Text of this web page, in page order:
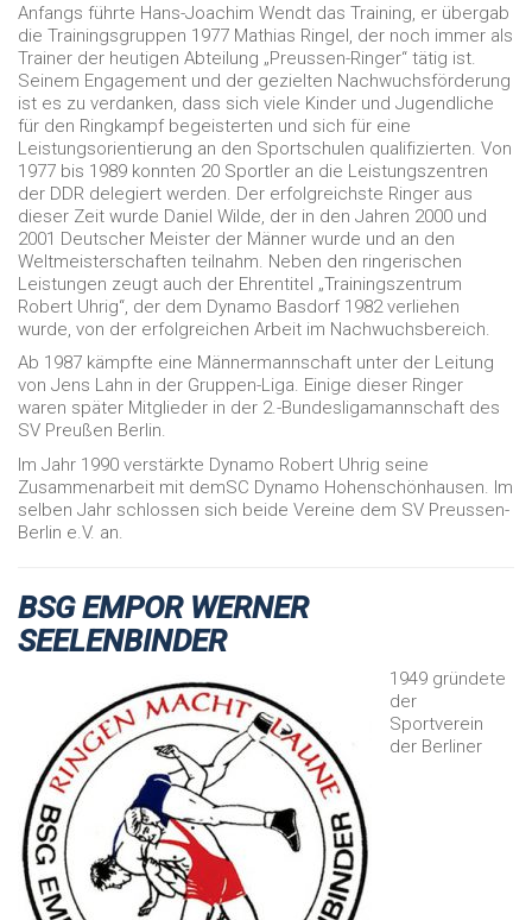
Anfangs führte Hans-Joachim Wendt das Training, er übergab
die Trainingsgruppen 1977 Mathias Ringel, der noch immer als
Trainer der heutigen Abteilung „Preussen-Ringer“ tätig ist.
Seinem Engagement und der gezielten Nachwuchsförderung
ist es zu verdanken, dass sich viele Kinder und Jugendliche
für den Ringkampf begeisterten und sich für eine
Leistungsorientierung an den Sportschulen qualifizierten. Von
1977 bis 1989 konnten 20 Sportler an die Leistungszentren
der DDR delegiert werden. Der erfolgreichste Ringer aus
dieser Zeit wurde Daniel Wilde, der in den Jahren 2000 und
2001 Deutscher Meister der Männer wurde und an den
Weltmeisterschaften teilnahm. Neben den ringerischen
Leistungen zeugt auch der Ehrentitel „Trainingszentrum
Robert Uhrig“, der dem Dynamo Basdorf 1982 verliehen
wurde, von der erfolgreichen Arbeit im Nachwuchsbereich.
Ab 1987 kämpfte eine Männermannschaft unter der Leitung
von Jens Lahn in der Gruppen-Liga. Einige dieser Ringer
waren später Mitglieder in der 2.-Bundesligamannschaft des
SV Preußen Berlin.
Im Jahr 1990 verstärkte Dynamo Robert Uhrig seine
Zusammenarbeit mit demSC Dynamo Hohenschönhausen. Im
selben Jahr schlossen sich beide Vereine dem SV Preussen-
Berlin e.V. an.
BSG EMPOR WERNER
SEELENBINDER
1949 gründete
der
Sportverein
der Berliner